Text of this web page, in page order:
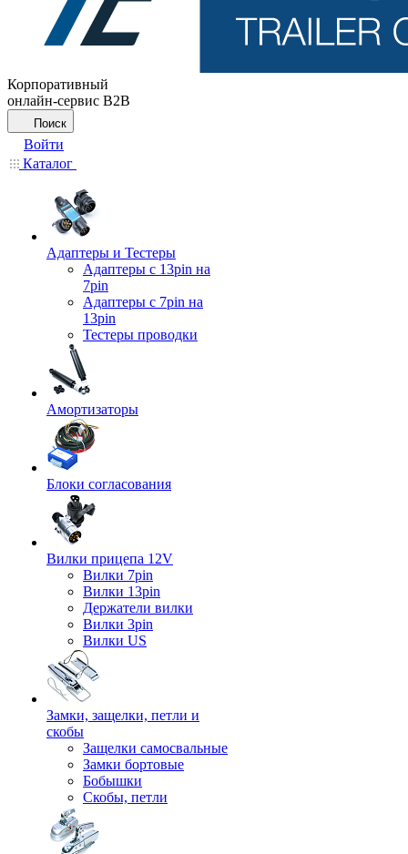
Корпоративный
онлайн-сервис B2B
Поиск
Войти
Каталог
Адаптеры и Тестеры
Адаптеры с 13pin на
7pin
Адаптеры с 7pin на
13pin
Тестеры проводки
Амортизаторы
Блоки согласования
Вилки прицепа 12V
Вилки 7pin
Вилки 13pin
Держатели вилки
Вилки 3pin
Вилки US
Замки, защелки, петли и
скобы
Защелки самосвальные
Замки бортовые
Бобышки
Скобы, петли